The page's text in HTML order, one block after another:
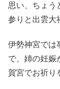
思い、ちょう
参りと出雲大
伊勢神宮では
で、姉の妊娠
賀宮でお祈り